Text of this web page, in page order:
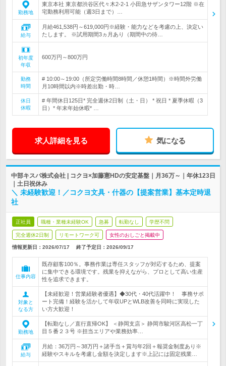
勤務地
東京本社 東京都渋谷区代々木2-2-1 小田急サザンタワー12階 ※在
宅勤務利用可能（週3日まで）…
給与
月給461,538円～619,000円※経験・能力などを考慮の上、決定い
たします。 ※試用期間3ヵ月あり（期間中の待…
初年度
年収
600万円～800万円
勤務
時間
# 10:00～19:00（所定労働時間8時間／休憩1時間）※時間外労働
月10時間以内※時差出勤・時…
休日
休暇
# 年間休日125日* 完全週休2日制（土・日） * 祝日 * 夏季休暇（3
日）* 年末年始休暇* …
求人詳細を見る 気になる
中部キスパ株式会社 | コクヨ×加藤憲HDの安定基盤｜月36万～｜年休123日
｜土日祝休み
＼ 未経験歓迎！／コクヨ文具・什器の【提案営業】基本定時退
社
正社員 職種・業種未経験OK 急募 転勤なし 学歴不問
完全週休2日制 リモートワーク可 女性のおしごと掲載中
情報更新日：2026/07/17 終了予定日： 2026/09/17
仕事内容
既存顧客100％。事務作業は専任スタッフが対応するため、提案
に集中できる環境です。残業を抑えながら、プロとして高い生産
性を追求できます。
対象と
なる方
【未経歓迎！営業経験者優遇】◆30代・40代活躍中！ 事務サポ
ート完備！経験を活かして年収UPとWLB改善を同時に実現した
い方大歓迎！
勤務地
【転勤なし／直行直帰OK】 ＜静岡支店＞ 静岡市駿河区高松一丁
目５番２３号 ※担当エリアや業務効率…
給与
月給：36万円～38万円＋諸手当＋賞与年2回＋報奨金制度あり※
経験やスキルを考慮し金額を決定します※上記には固定残業…